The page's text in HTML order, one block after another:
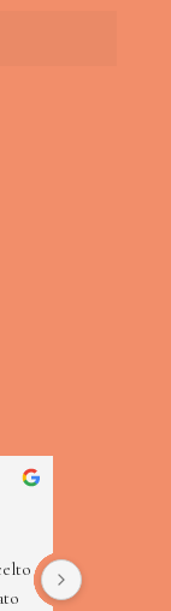
Piccolo
amore e